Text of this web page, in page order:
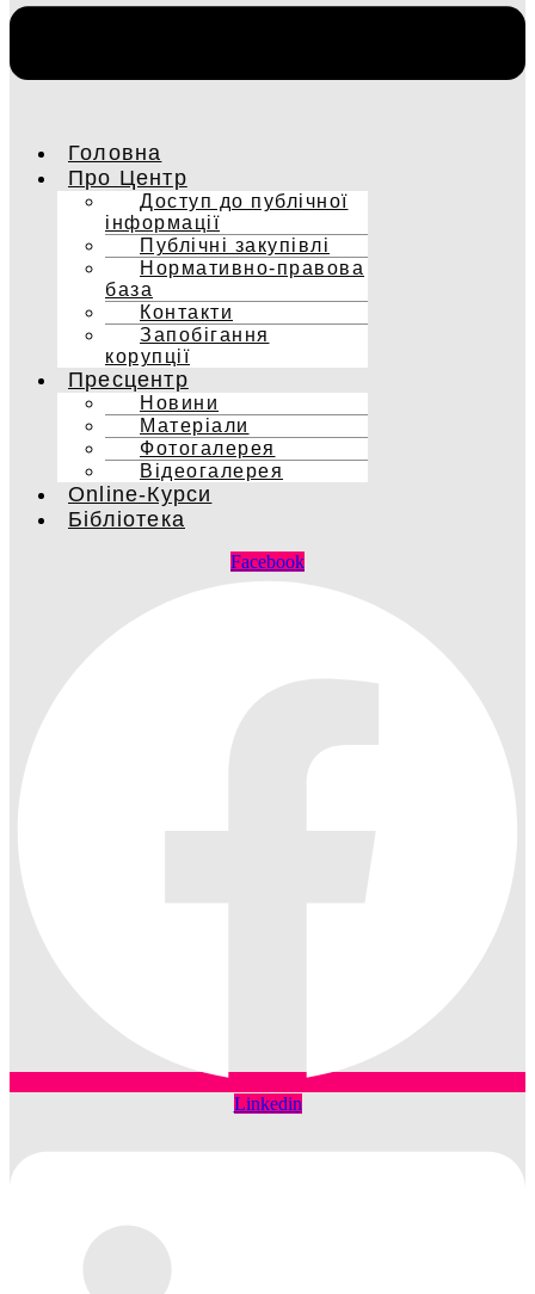
Головна
Про Центр
Доступ до публічної
інформації
Публічні закупівлі
Нормативно-правова
база
Контакти
Запобігання
корупції
Пресцентр
Новини
Матеріали
Фотогалерея
Відеогалерея
Online-Курси
Бібліотека
Facebook
Linkedin